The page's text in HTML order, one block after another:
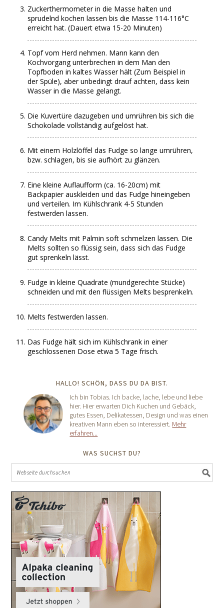
Zuckerthermometer in die Masse halten und
sprudelnd kochen lassen bis die Masse 114-116°C
erreicht hat. (Dauert etwa 15-20 Minuten)
Topf vom Herd nehmen. Mann kann den
Kochvorgang unterbrechen in dem Man den
Topfboden in kaltes Wasser hält (Zum Beispiel in
der Spüle), aber unbedingt drauf achten, dass kein
Wasser in die Masse gelangt.
Die Kuvertüre dazugeben und umrühren bis sich die
Schokolade vollständig aufgelöst hat.
Mit einem Holzlöffel das Fudge so lange umrühren,
bzw. schlagen, bis sie aufhört zu glänzen.
Eine kleine Auflaufform (ca. 16-20cm) mit
Backpapier auskleiden und das Fudge hineingeben
und verteilen. Im Kühlschrank 4-5 Stunden
festwerden lassen.
Candy Melts mit Palmin soft schmelzen lassen. Die
Melts sollten so flüssig sein, dass sich das Fudge
gut sprenkeln lässt.
Fudge in kleine Quadrate (mundgerechte Stücke)
schneiden und mit den flüssigen Melts besprenkeln.
Melts festwerden lassen.
Das Fudge hält sich im Kühlschrank in einer
geschlossenen Dose etwa 5 Tage frisch.
HALLO! SCHÖN, DASS DU DA BIST.
Ich bin Tobias. Ich backe, lache, lebe und liebe
hier. Hier erwarten Dich Kuchen und Gebäck,
gutes Essen, Delikatessen, Design und was einen
kreativen Mann eben so interessiert. Mehr
erfahren...
WAS SUCHST DU?